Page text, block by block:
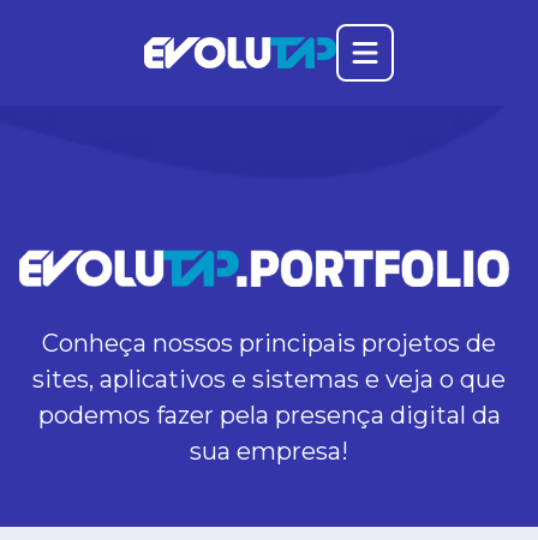
Abrir o menu
Conheça nossos principais projetos de
sites, aplicativos e sistemas e veja o que
podemos fazer pela presença digital da
sua empresa!